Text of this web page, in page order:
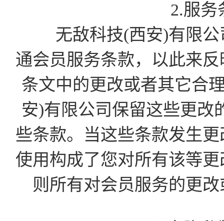
2.服务
无敌科技(西安)有限公
通会员服务条款，以此来
条文中的更改或者其它合
安)有限公司保留这些更改
些条款。当这些条款发生
使用构成了您对所有该等
则所有对会员服务的更